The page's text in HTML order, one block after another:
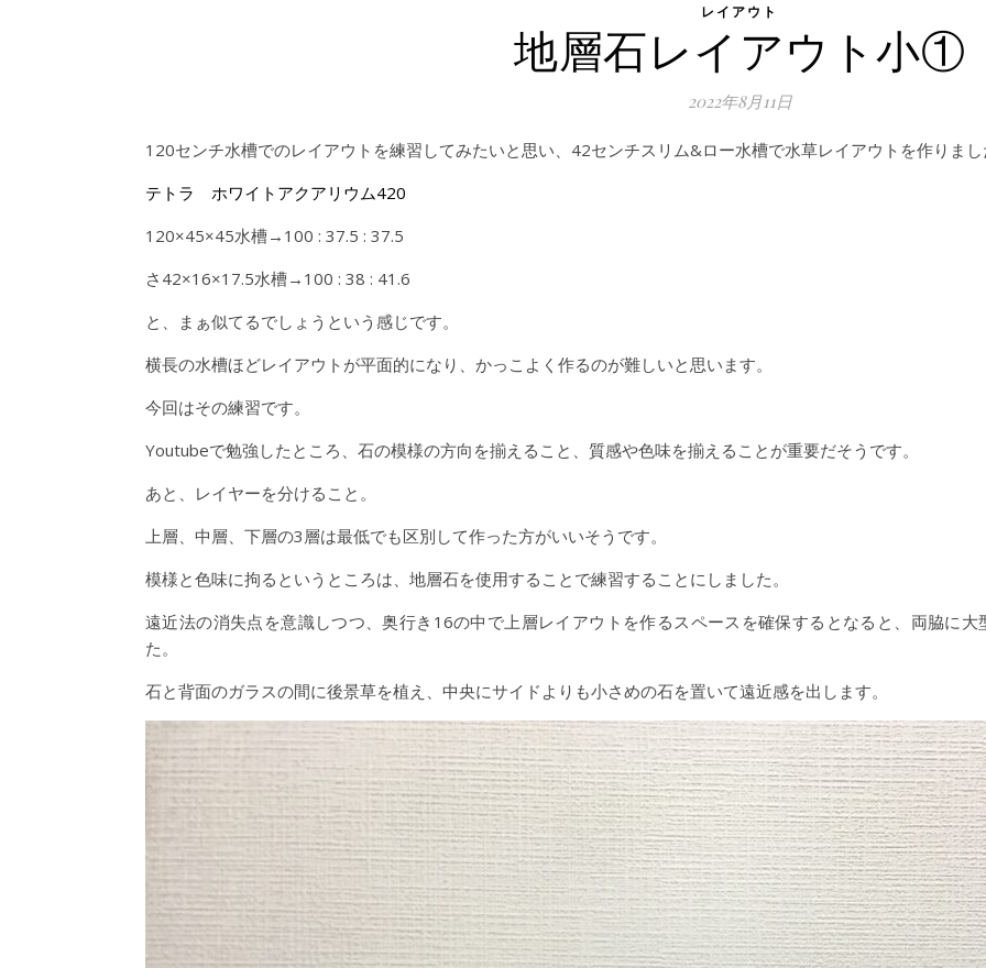
レイアウト
地層石レイアウト小①
2022年8月11日
120センチ水槽でのレイアウトを練習してみたいと思い、42センチスリム&ロー水槽で水草レイアウトを作りま
テトラ ホワイトアクアリウム420
120×45×45水槽→100 : 37.5 : 37.5
さ42×16×17.5水槽→100 : 38 : 41.6
と、まぁ似てるでしょうという感じです。
横長の水槽ほどレイアウトが平面的になり、かっこよく作るのが難しいと思います。
今回はその練習です。
Youtubeで勉強したところ、石の模様の方向を揃えること、質感や色味を揃えることが重要だそうです。
あと、レイヤーを分けること。
上層、中層、下層の3層は最低でも区別して作った方がいいそうです。
模様と色味に拘るというところは、地層石を使用することで練習することにしました。
遠近法の消失点を意識しつつ、奥行き16の中で上層レイアウトを作るスペースを確保するとなると、両脇に
た。
石と背面のガラスの間に後景草を植え、中央にサイドよりも小さめの石を置いて遠近感を出します。